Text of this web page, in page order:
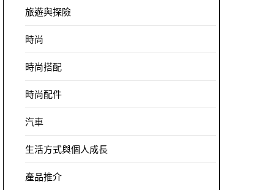
旅遊與探險
時尚
時尚搭配
時尚配件
汽車
生活方式與個人成長
產品推介